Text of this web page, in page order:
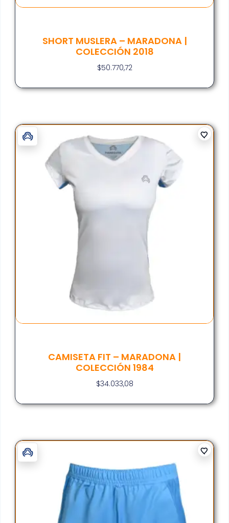
SHORT MUSLERA – MARADONA |
COLECCIÓN 2018
$50.770,72
CAMISETA FIT – MARADONA |
COLECCIÓN 1984
$34.033,08